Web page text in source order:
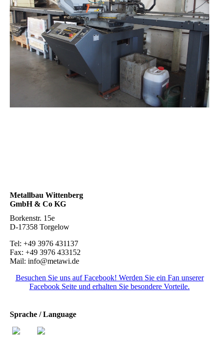
Metallbau Wittenberg
GmbH & Co KG
Borkenstr. 15e
D-17358 Torgelow
Tel: +49 3976 431137
Fax: +49 3976 433152
Mail: info@metawi.de
Besuchen Sie uns auf Facebook! Werden Sie ein Fan unserer
Facebook Seite und erhalten Sie besondere Vorteile.
Sprache / Language